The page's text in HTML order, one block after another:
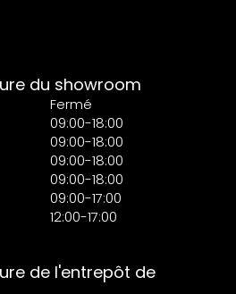
du showroom
Fermé
09:00-18:00
09:00-18:00
09:00-18:00
09:00-18:00
09:00-17:00
12:00-17:00
de l'entrepôt de